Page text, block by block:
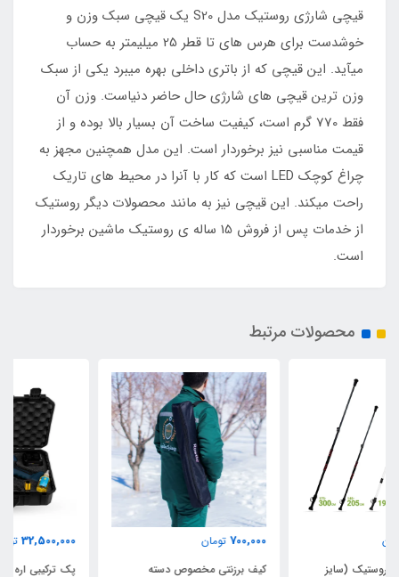
قیچی شارژی روستیک مدل S20 یک قیچی سبک وزن و
خوشدست برای هرس های تا قطر 25 میلیمتر به حساب
میآید. این قیچی که از باتری داخلی بهره میبرد یکی از سبک
وزن ترین قیچی های شارژی حال حاضر دنیاست. وزن آن
فقط 770 گرم است، کیفیت ساخت آن بسیار بالا بوده و از
قیمت مناسبی نیز برخوردار است. این مدل همچنین مجهز به
چراغ کوچک LED است که کار با آنرا در محیط های تاریک
راحت میکند. این قیچی نیز به مانند محصولات دیگر روستیک
از خدمات پس از فروش 15 ساله ی روستیک ماشین برخوردار
است.
محصولات مرتبط
کیف برزنتی مخصوص دسته
پک ترکیبی اره و قیچی شارژی